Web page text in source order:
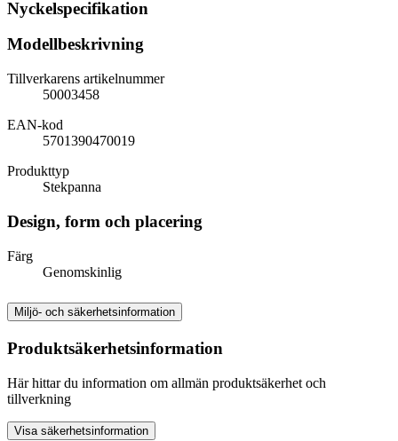
Nyckelspecifikation
Modellbeskrivning
Tillverkarens artikelnummer
50003458
EAN-kod
5701390470019
Produkttyp
Stekpanna
Design, form och placering
Färg
Genomskinlig
Miljö- och säkerhetsinformation
Produktsäkerhetsinformation
Här hittar du information om allmän produktsäkerhet och
tillverkning
Visa säkerhetsinformation